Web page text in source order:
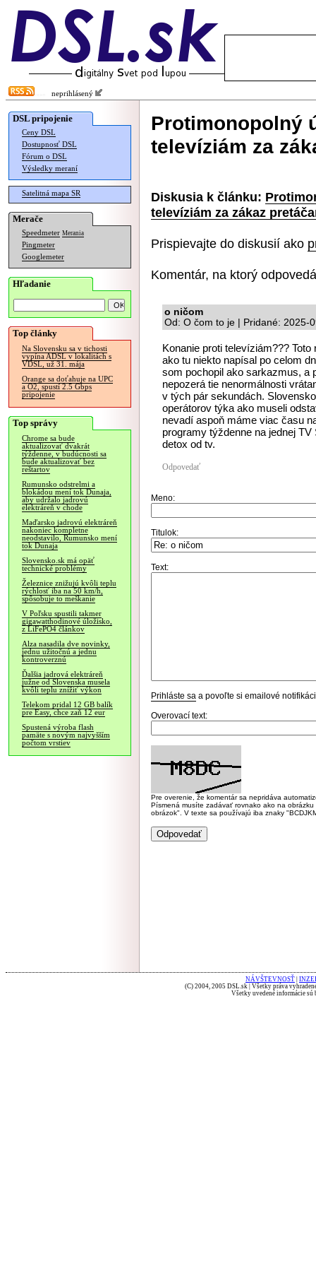
neprihlásený
DSL pripojenie
Ceny DSL
Dostupnosť DSL
Fórum o DSL
Výsledky meraní
Satelitná mapa SR
Merače
Speedmeter Merania
Pingmeter
Googlemeter
Hľadanie
Top články
Na Slovensku sa v tichosti
vypína ADSL v lokalitách s
VDSL, už 31. mája
Orange sa doťahuje na UPC
a O2, spustí 2.5 Gbps
pripojenie
Top správy
Chrome sa bude
aktualizovať dvakrát
týždenne, v budúcnosti sa
bude aktualizovať bez
reštartov
Rumunsko odstrelmi a
blokádou mení tok Dunaja,
aby udržalo jadrovú
elektráreň v chode
Maďarsko jadrovú elektráreň
nakoniec kompletne
neodstavilo, Rumunsko mení
tok Dunaja
Slovensko.sk má opäť
technické problémy
Železnice znižujú kvôli teplu
rýchlosť iba na 50 km/h,
spôsobuje to meškanie
V Poľsku spustili takmer
gigawatthodinové úložisko,
z LiFePO4 článkov
Alza nasadila dve novinky,
jednu užitočnú a jednu
kontroverznú
Ďalšia jadrová elektráreň
južne od Slovenska musela
kvôli teplu znížiť výkon
Telekom pridal 12 GB balík
pre Easy, chce zaň 12 eur
Spustená výroba flash
pamäte s novým najvyšším
počtom vrstiev
Protimonopolný
televíziám za
Diskusia k článku:
televíziám za zákaz
Prispievajte do diskusií ako
Komentár, na ktorý
o ničom
Od: O čom to je | Pridané: 2025-
Konanie proti televíziám???
ako tu niekto napísal po celom
som pochopil ako sarkazmus, a
nepozerá tie nenormálnosti
v tých pár sekundách.
operátorov týka ako museli
nevadí aspoň máme viac času
programy týždenne na jednej
detox od tv.
Odpovedať
Meno:
Titulok:
Text:
Prihláste sa a povoľte si emailové
Overovací text:
Pre overenie, že komentár sa nepridáva
Písmená musíte zadávať rovnako ako na
obrázok". V texte sa používajú iba znaky
NÁVŠTEVNOSŤ
(C) 2004, 2005 DSL.sk | Všetky práva
Všetky uvedené informácie sú